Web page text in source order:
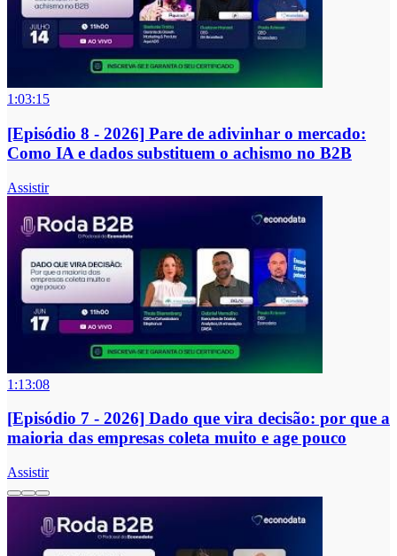
1:03:15
[Episódio 8 - 2026] Pare de adivinhar o mercado:
Como IA e dados substituem o achismo no B2B
Assistir
1:13:08
[Episódio 7 - 2026] Dado que vira decisão: por que a
maioria das empresas coleta muito e age pouco
Assistir